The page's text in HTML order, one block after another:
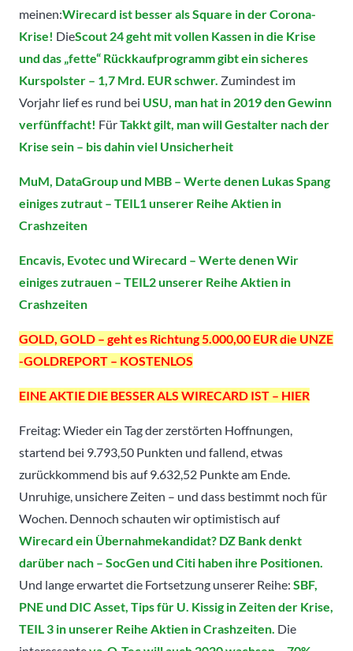
meinen:Wirecard ist besser als Square in der Corona-
Krise! DieScout 24 geht mit vollen Kassen in die Krise
und das „fette“ Rückkaufprogramm gibt ein sicheres
Kurspolster – 1,7 Mrd. EUR schwer. Zumindest im
Vorjahr lief es rund bei USU, man hat in 2019 den Gewinn
verfünffacht! FürTakkt gilt, man will Gestalter nach der
Krise sein – bis dahin viel Unsicherheit
MuM, DataGroup und MBB – Werte denen Lukas Spang
einiges zutraut – TEIL1 unserer Reihe Aktien in
Crashzeiten
Encavis, Evotec und Wirecard – Werte denen Wir
einiges zutrauen – TEIL2 unserer Reihe Aktien in
Crashzeiten
GOLD, GOLD – geht es Richtung 5.000,00 EUR die UNZE
-GOLDREPORT – KOSTENLOS
EINE AKTIE DIE BESSER ALS WIRECARD IST – HIER
Freitag: Wieder ein Tag der zerstörten Hoffnungen,
startend bei 9.793,50 Punkten und fallend, etwas
zurückkommend bis auf 9.632,52 Punkte am Ende.
Unruhige, unsichere Zeiten – und dass bestimmt noch für
Wochen. Dennoch schauten wir optimistisch auf
Wirecard ein Übernahmekandidat? DZ Bank denkt
darüber nach – SocGen und Citi haben ihre Positionen.
Und lange erwartet die Fortsetzung unserer Reihe: SBF,
PNE und DIC Asset, Tips für U. Kissig in Zeiten der Krise,
TEIL 3 in unserer Reihe Aktien in Crashzeiten. Die